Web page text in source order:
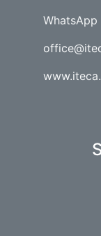
WhatsApp